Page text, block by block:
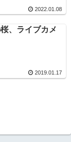
2022.01.08
、ライブカメ
2019.01.17